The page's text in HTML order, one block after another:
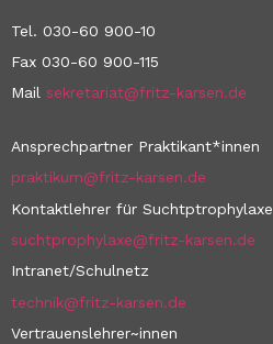
Tel. 030-60 900-10
Fax 030-60 900-115
Mail sekretariat@fritz-karsen.de
Ansprechpartner Praktikant*innen
praktikum@fritz-karsen.de
Kontaktlehrer für Suchtptrophylaxe
suchtprophylaxe@fritz-karsen.de
Intranet/Schulnetz
technik@fritz-karsen.de
Vertrauenslehrer~innen